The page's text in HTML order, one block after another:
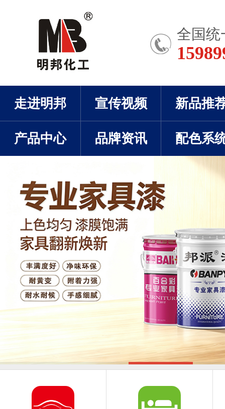
全国统
走进明邦 宣传视频 新品推
产品中心 品牌资讯 配色系